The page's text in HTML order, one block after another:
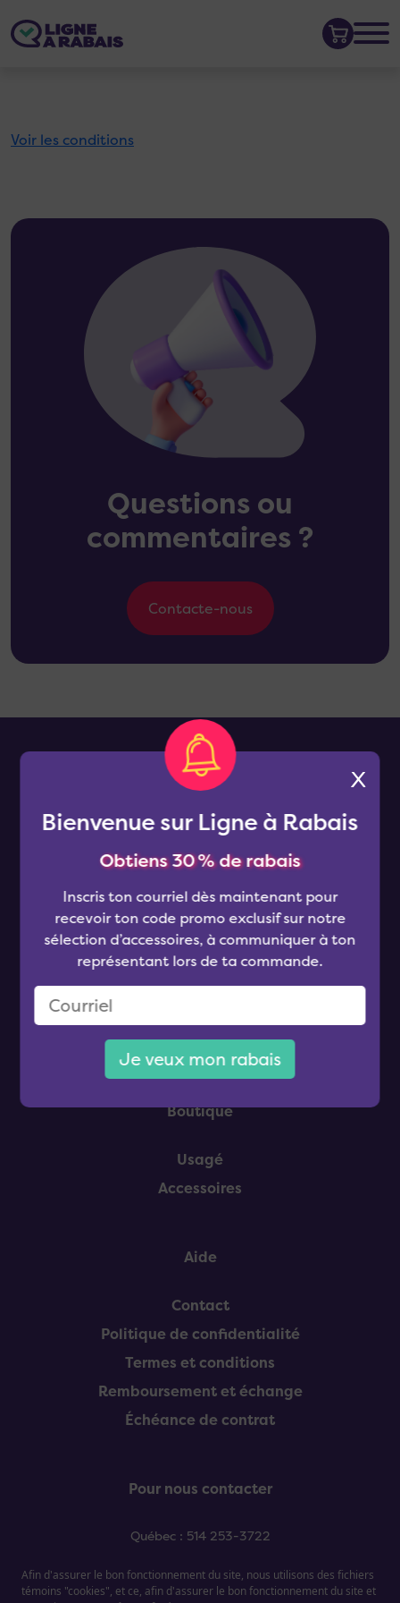
Bienvenue sur Ligne à Rabais
Obtiens 30 % de rabais
Inscris ton courriel dès maintenant pour
recevoir ton code promo exclusif sur notre
sélection d’accessoires, à communiquer à ton
représentant lors de ta commande.
Je veux mon rabais
X
Voir les conditions
Questions ou
commentaires ?
Contacte-nous
Cells neufs
Forfaits
Rabais corporatifs
Blogue
Boutique
Usagé
Accessoires
Aide
Contact
Politique de confidentialité
Termes et conditions
Remboursement et échange
Échéance de contrat
Pour nous contacter
Québec : 514 253-3722
Montréal : 514 253-3722
Afin d'assurer le bon fonctionnement du site, nous utilisons des fichiers
témoins "cookies", et ce, afin d'assurer le bon fonctionnement du site et